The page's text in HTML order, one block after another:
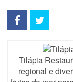
Tilápia
regional e